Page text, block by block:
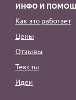
ИНФО И
Как это работает
Цены
Отзывы
Тексты
Идеи